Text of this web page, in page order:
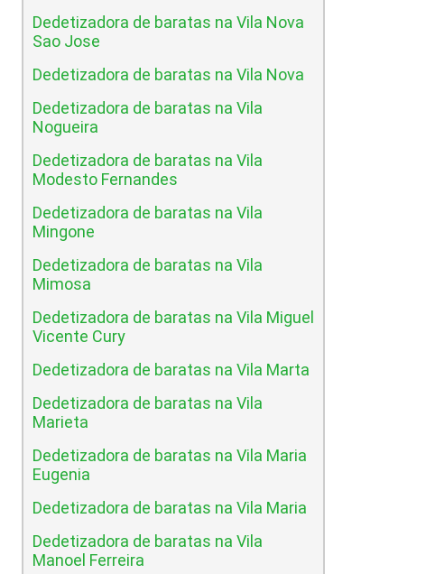
Dedetizadora de baratas na Vila Nova
Sao Jose
Dedetizadora de baratas na Vila Nova
Dedetizadora de baratas na Vila
Nogueira
Dedetizadora de baratas na Vila
Modesto Fernandes
Dedetizadora de baratas na Vila
Mingone
Dedetizadora de baratas na Vila
Mimosa
Dedetizadora de baratas na Vila Miguel
Vicente Cury
Dedetizadora de baratas na Vila Marta
Dedetizadora de baratas na Vila
Marieta
Dedetizadora de baratas na Vila Maria
Eugenia
Dedetizadora de baratas na Vila Maria
Dedetizadora de baratas na Vila
Manoel Ferreira